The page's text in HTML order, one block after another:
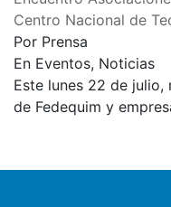
Centro Nacional de
Por Prensa
En Eventos, Noticias
Este lunes 22 de
de Fedequim y